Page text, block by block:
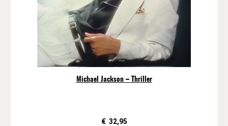
Michael Jackson – Thriller
€ 32,95